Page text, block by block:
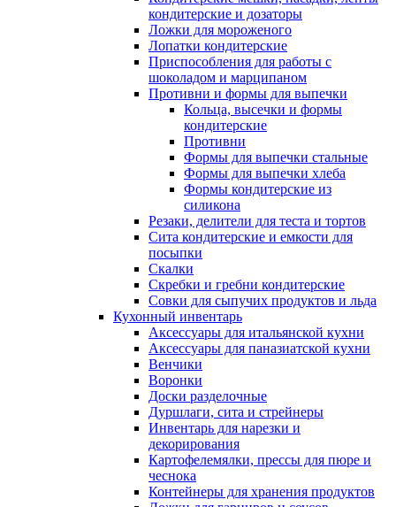
кондитерские и дозаторы
Ложки для мороженого
Лопатки кондитерские
Приспособления для работы с
шоколадом и марципаном
Противни и формы для выпечки
Кольца, высечки и формы
кондитерские
Противни
Формы для выпечки стальные
Формы для выпечки хлеба
Формы кондитерские из
силикона
Резаки, делители для теста и тортов
Сита кондитерские и емкости для
посыпки
Скалки
Скребки и гребни кондитерские
Совки для сыпучих продуктов и льда
Кухонный инвентарь
Аксессуары для итальянской кухни
Аксессуары для паназиатской кухни
Венчики
Воронки
Доски разделочные
Дуршлаги, сита и стрейнеры
Инвентарь для нарезки и
декорирования
Картофелемялки, прессы для пюре и
чеснока
Контейнеры для хранения продуктов